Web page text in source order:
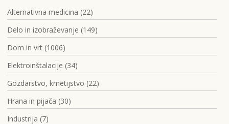
Alternativna medicina (22)
Delo in izobraževanje (149)
Dom in vrt (1006)
Elektroinštalacije (34)
Gozdarstvo, kmetijstvo (22)
Hrana in pijača (30)
Industrija (7)